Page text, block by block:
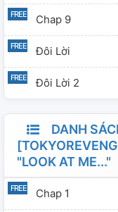
Chap 9
Đôi Lời
Đôi Lời 2
DANH
"LOOK AT ME..."
Chap 1